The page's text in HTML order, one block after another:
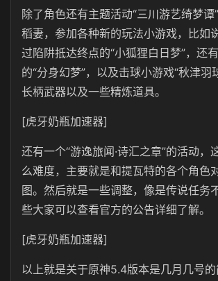
除了角色还有主题活动“三川游艺绮梦谭
稻妻，参加各种新的玩法小游戏，比如
过陷阱抵达终点的“小狐狸白日梦”，还
的“分身幻梦”，以及击球小游戏“秋津羽
长柄武器以及一些精炼道具。
[虎牙奶瓶加速器]
还有一个“游逸旅闻·诗汇之章”的活动，
么难度，主要就是和提瓦特的各个角色
图。然后就是一些调整，像是传说任务
些大家可以查看官方的公告详细了解。
[虎牙奶瓶加速器]
以上就是关于原神5.4版本是几月几号